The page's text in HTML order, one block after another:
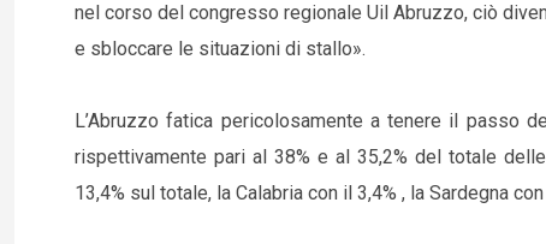
nel corso del congresso regionale Uil Abruzzo, ciò
e sbloccare le situazioni di stallo».
L’Abruzzo fatica pericolosamente a tenere il passo
rispettivamente pari al 38% e al 35,2% del totale
13,4% sul totale, la Calabria con il 3,4% , la Sardegna